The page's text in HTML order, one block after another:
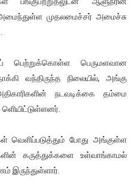
தமிழின அழிப்பிற்கு
பொதுச் சபை கூட்டத்தில் இன்று
(வீடியோ)
முதலமைச்சர் அமைச்சு
பெற்றுக்கொள்ள பெருமளவான
வந்திருந்த நிலையில், அங்கு
நடவடிக்கை தம்மை
வெளிப்படுத்தும் போது அங்குள்ள
கருத்துக்களை உள்வாங்காமல்
இருந்துள்ளார்.